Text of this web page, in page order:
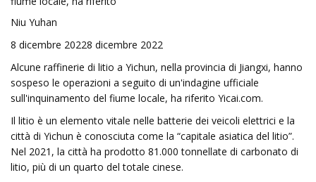
Niu Yuhan
8 dicembre 20228 dicembre 2022
Alcune raffinerie di litio a Yichun, nella provincia di Jiangxi, hanno
sospeso le operazioni a seguito di un'indagine ufficiale
sull'inquinamento del fiume locale, ha riferito Yicai.com.
Il litio è un elemento vitale nelle batterie dei veicoli elettrici e la
città di Yichun è conosciuta come la “capitale asiatica del litio”.
Nel 2021, la città ha prodotto 81.000 tonnellate di carbonato di
litio, più di un quarto del totale cinese.